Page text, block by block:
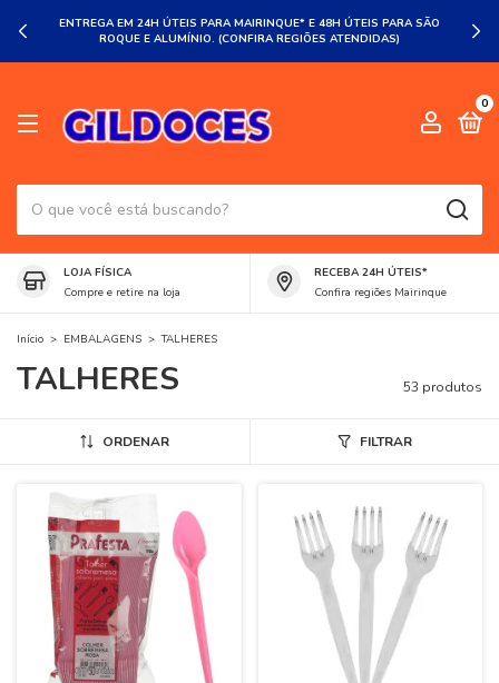
ENTREGA EM 24H ÚTEIS PARA MAIRINQUE* E 48H ÚTEIS PARA SÃO
ROQUE E ALUMÍNIO. (CONFIRA REGIÕES ATENDIDAS)
0
LOJA FÍSICA
Compre e retire na loja
RECEBA 24H ÚTEIS*
Confira regiões Mairinque
Início > EMBALAGENS > TALHERES
TALHERES 53 produtos
ORDENAR FILTRAR